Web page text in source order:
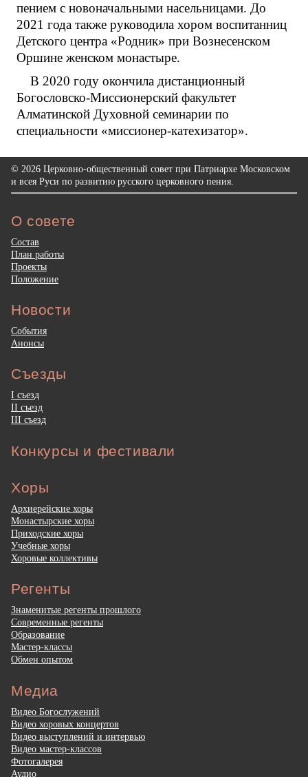
пением с новоначальными насельницами. До
2021 года также руководила хором воспитанниц
Детского центра «Родник» при Вознесенском
Оршине женском монастыре.
В 2020 году окончила дистанционный
Богословско-Миссионерский факультет
Алматинской Духовной семинарии по
специальности «миссионер-катехизатор».
© 2026 Церковно-общественный совет при Патриархе Московском
и всея Руси по развитию русского церковного пения.
О совете
Состав
План работы
Проекты
Положение
Новости
События
Анонсы
Съезды
I съезд
II съезд
III съезд
Конкурсы и фестивали
Хоры
Архиерейские хоры
Монастырские хоры
Приходские хоры
Учебные хоры
Хоровые коллективы
Регенты
Знаменитые регенты прошлого
Современные регенты
Образование
Мастер-классы
Обмен опытом
Медиа
Видео Богослужений
Видео хоровых концертов
Видео выступлений и интервью
Видео мастер-классов
Фотогалерея
Аудио